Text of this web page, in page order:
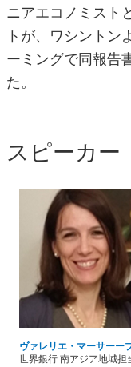
ニアエコノミスト
トが、ワシントン
ーミングで同報告
た。
スピーカー
ヴァレリエ・マーサーー
世界銀行 南アジア地域担